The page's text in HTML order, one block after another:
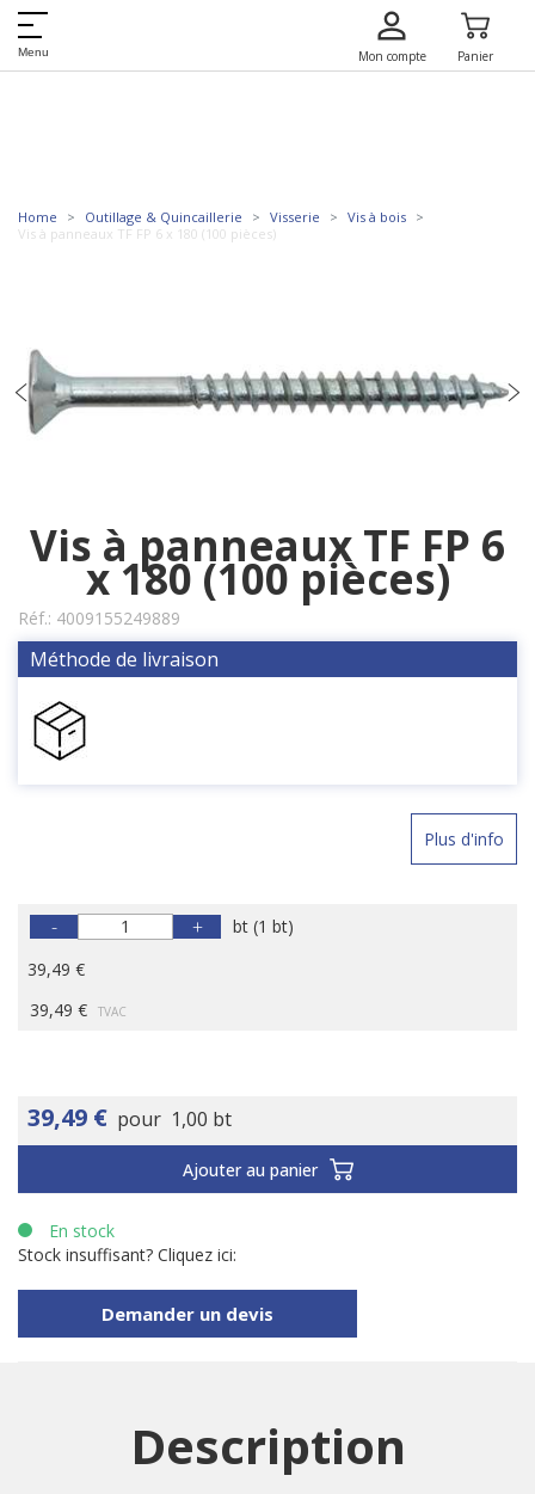
Menu Mon compte Panier
Home Outillage & Quincaillerie Visserie
Vis à bois
Vis à panneaux TF FP 6 x 180 (100 pièces)
Vis à panneaux TF FP 6
x 180 (100 pièces)
Réf.: 4009155249889
Méthode de livraison
Plus d'info
- + bt (1 bt)
39,49 €
39,49 €
TVAC
39,49 € pour 1,00 bt
Ajouter au panier
En stock
Stock insuffisant? Cliquez ici:
Demander un devis
Description